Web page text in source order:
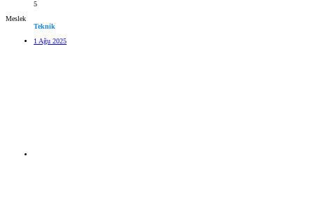
5
Meslek
Teknik
1 Ağu 2025